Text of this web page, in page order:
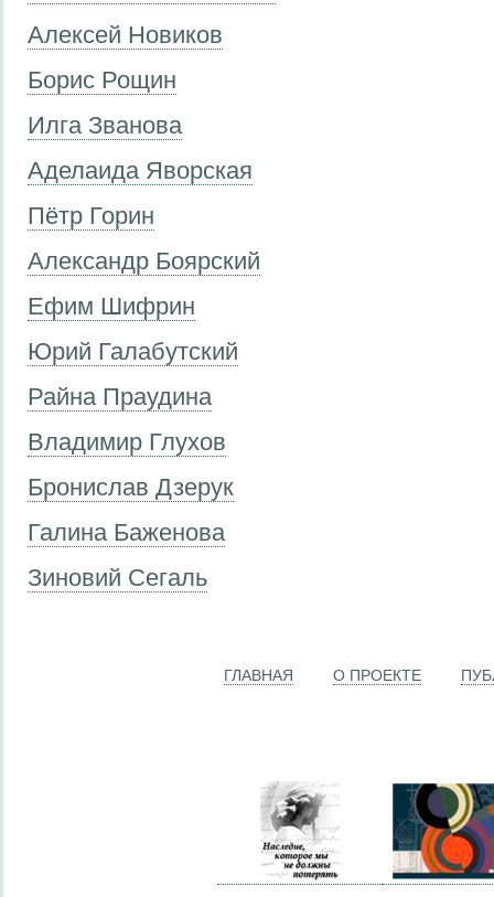
Алексей Новиков
Борис Рощин
Илга Званова
Аделаида Яворская
Пётр Горин
Александр Боярский
Ефим Шифрин
Юрий Галабутский
Райна Праудина
Владимир Глухов
Бронислав Дзерук
Галина Баженова
Зиновий Сегаль
ГЛАВНАЯ О ПРОЕКТЕ